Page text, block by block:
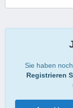
Sie haben
Registrieren